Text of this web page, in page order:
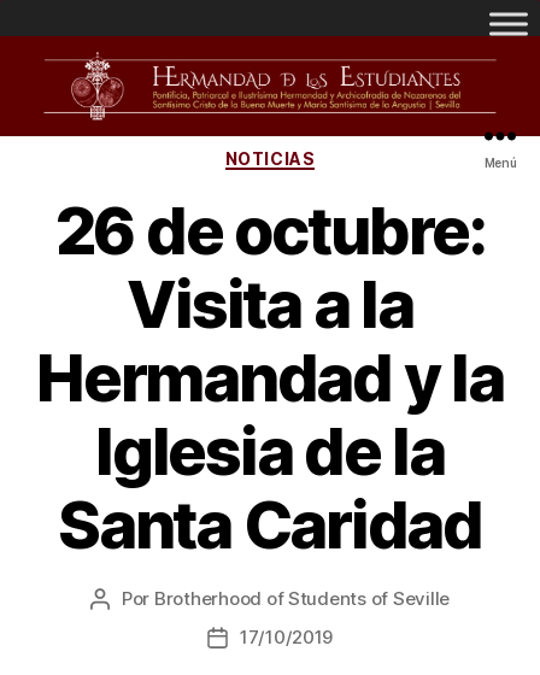
Menú
NOTICIAS
26 de octubre:
Visita a la
Hermandad y la
Iglesia de la
Santa Caridad
Por Brotherhood of Students of Seville
17/10/2019